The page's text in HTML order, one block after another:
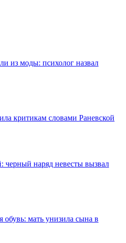
из моды: психолог назвал
критикам словами Раневской
наряд невесты вызвал
мать унизила сына в